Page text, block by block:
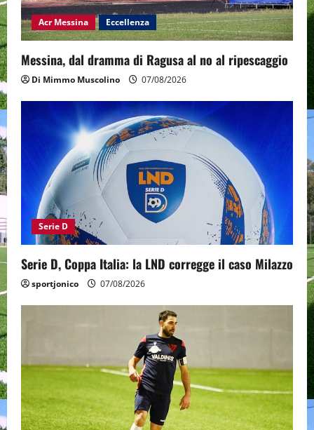
Acr Messina Eccellenza
Messina, dal dramma di Ragusa al no al ripescaggio
Di Mimmo Muscolino 07/08/2026
Serie D
Serie D, Coppa Italia: la LND corregge il caso Milazzo
sportjonico 07/08/2026